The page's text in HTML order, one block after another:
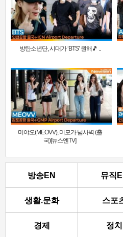
방탄소년단, 시대가 ‘BTS’ 원해🎵 ..
미야오(MEOVV), 미모가 넘사벽 (출
국)[뉴스엔TV]
방송EN 뮤직
생활.문화 스포
경제 정치